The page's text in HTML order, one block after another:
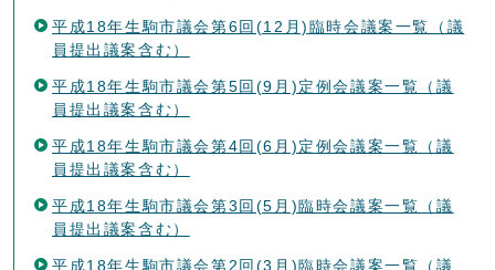
平成18年生駒市議会第6回(12月)臨時会議案一覧（議
員提出議案含む）
平成18年生駒市議会第5回(9月)定例会議案一覧（議
員提出議案含む）
平成18年生駒市議会第4回(6月)定例会議案一覧（議
員提出議案含む）
平成18年生駒市議会第3回(5月)臨時会議案一覧（議
員提出議案含む）
平成18年生駒市議会第2回(3月)臨時会議案一覧（議